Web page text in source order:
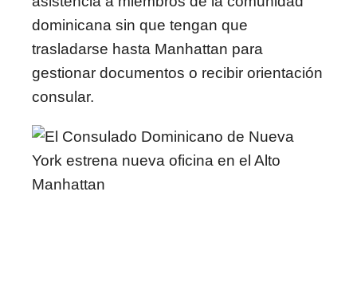
dominicana sin que tengan que
trasladarse hasta Manhattan para
gestionar documentos o recibir orientación
consular.